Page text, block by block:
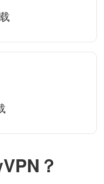
？